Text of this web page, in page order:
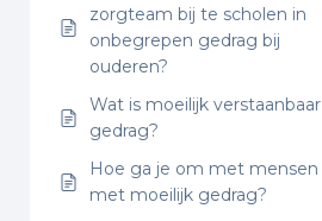
zorgteam bij te scholen in
onbegrepen gedrag bij
ouderen?
Wat is moeilijk verstaanbaar
gedrag?
Hoe ga je om met mensen
met moeilijk gedrag?